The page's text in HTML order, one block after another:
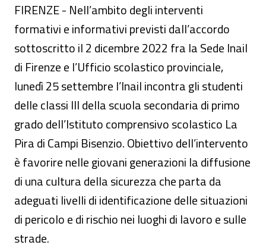
FIRENZE - Nell’ambito degli interventi
formativi e informativi previsti dall’accordo
sottoscritto il 2 dicembre 2022 fra la Sede Inail
di Firenze e l’Ufficio scolastico provinciale,
lunedì 25 settembre l’Inail incontra gli studenti
delle classi III della scuola secondaria di primo
grado dell’Istituto comprensivo scolastico La
Pira di Campi Bisenzio. Obiettivo dell’intervento
è favorire nelle giovani generazioni la diffusione
di una cultura della sicurezza che parta da
adeguati livelli di identificazione delle situazioni
di pericolo e di rischio nei luoghi di lavoro e sulle
strade.